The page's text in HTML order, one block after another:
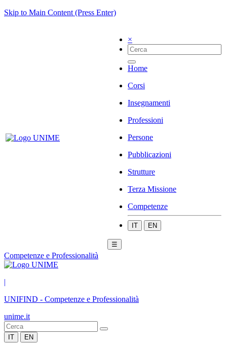
Skip to Main Content (Press Enter)
×
Home
Corsi
Insegnamenti
Professioni
Persone
Pubblicazioni
Strutture
Terza Missione
Competenze
IT EN
☰
Competenze e Professionalità
|
UNIFIND - Competenze e Professionalità
unime.it
IT EN